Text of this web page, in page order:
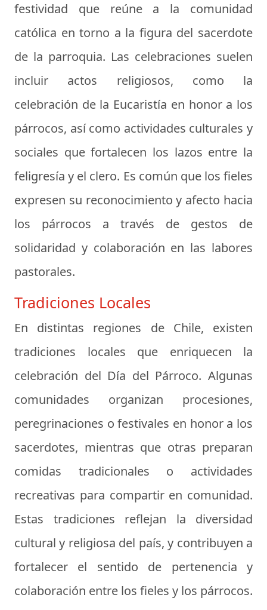
festividad que reúne a la comunidad
católica en torno a la figura del sacerdote
de la parroquia. Las celebraciones suelen
incluir actos religiosos, como la
celebración de la Eucaristía en honor a los
párrocos, así como actividades culturales y
sociales que fortalecen los lazos entre la
feligresía y el clero. Es común que los fieles
expresen su reconocimiento y afecto hacia
los párrocos a través de gestos de
solidaridad y colaboración en las labores
pastorales.
Tradiciones Locales
En distintas regiones de Chile, existen
tradiciones locales que enriquecen la
celebración del Día del Párroco. Algunas
comunidades organizan procesiones,
peregrinaciones o festivales en honor a los
sacerdotes, mientras que otras preparan
comidas tradicionales o actividades
recreativas para compartir en comunidad.
Estas tradiciones reflejan la diversidad
cultural y religiosa del país, y contribuyen a
fortalecer el sentido de pertenencia y
colaboración entre los fieles y los párrocos.